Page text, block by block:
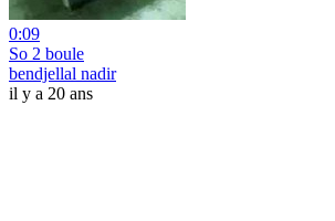
0:09
So 2 boule
bendjellal nadir
il y a 20 ans